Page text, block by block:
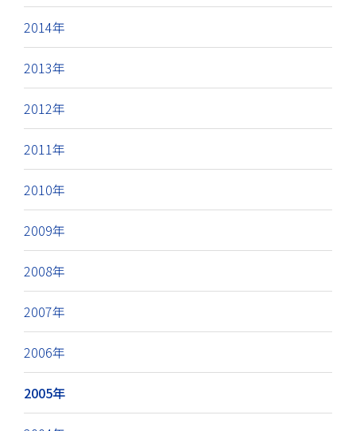
2014年
2013年
2012年
2011年
2010年
2009年
2008年
2007年
2006年
2005年